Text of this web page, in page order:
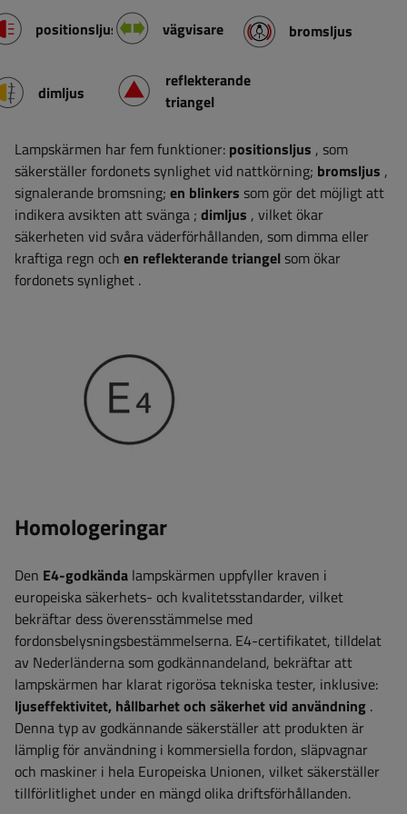
positionsljus
dimljus
vägvisare
reflekterande
triangel
bromsljus
Lampskärmen har fem funktioner: positionsljus , som
säkerställer fordonets synlighet vid nattkörning; bromsljus ,
signalerande bromsning; en blinkers som gör det möjligt att
indikera avsikten att svänga ; dimljus , vilket ökar
säkerheten vid svåra väderförhållanden, som dimma eller
kraftiga regn och en reflekterande triangelsom ökar
fordonets synlighet .
Homologeringar
Den E4-godkända lampskärmen uppfyller kraven i
europeiska säkerhets- och kvalitetsstandarder, vilket
bekräftar dess överensstämmelse med
fordonsbelysningsbestämmelserna. E4-certifikatet, tilldelat
av Nederländerna som godkännandeland, bekräftar att
lampskärmen har klarat rigorösa tekniska tester, inklusive:
ljuseffektivitet, hållbarhet och säkerhet vid användning .
Denna typ av godkännande säkerställer att produkten är
lämplig för användning i kommersiella fordon, släpvagnar
och maskiner i hela Europeiska Unionen, vilket säkerställer
tillförlitlighet under en mängd olika driftsförhållanden.